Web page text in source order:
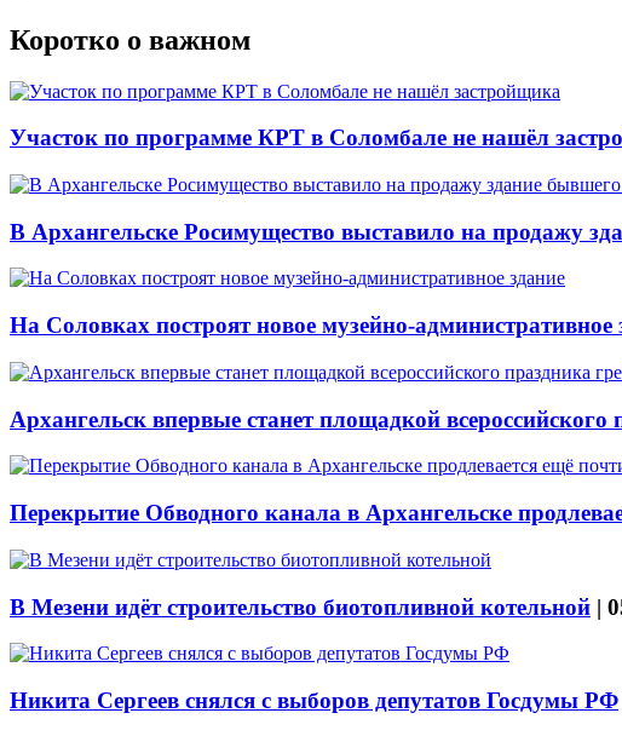
Коротко о важном
Участок по программе КРТ в Соломбале не нашёл
В Архангельске Росимущество выставило на продажу
На Соловках построят новое музейно-административное
Архангельск впервые станет площадкой всероссийского
Перекрытие Обводного канала в Архангельске
В Мезени идёт строительство биотопливной котельной |
Никита Сергеев снялся с выборов депутатов Госдумы РФ